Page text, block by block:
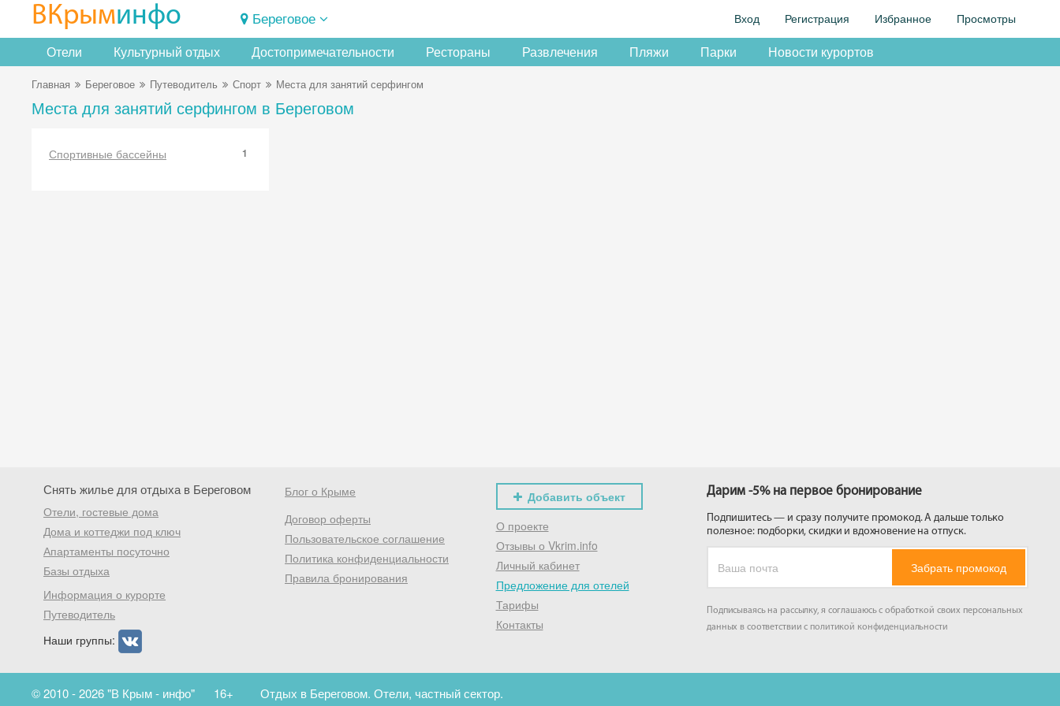
ВКрыминфо Береговое Вход Регистрация Избранное Просмотры
Отели Культурный отдых Достопримечательности Рестораны Развлечения Пляжи Парки Новости курортов
Главная Береговое Путеводитель Спорт Места для занятий серфингом
Места для занятий серфингом в Береговом
Спортивные бассейны 1
Снять жилье для отдыха в Береговом
Отели, гостевые дома
Дома и коттеджи под ключ
Апартаменты посуточно
Базы отдыха
Информация о курорте
Путеводитель
Наши группы:
Блог о Крыме
Договор оферты
Пользовательское соглашение
Политика конфиденциальности
Правила бронирования
Добавить объект
О проекте
Отзывы о Vkrim.info
Личный кабинет
Предложение для отелей
Тарифы
Контакты
Дарим -5% на первое бронирование
Подпишитесь — и сразу получите промокод. А дальше только
полезное: подборки, скидки и вдохновение на отпуск.
Забрать промокод
Подписываясь на рассылку, я соглашаюсь с обработкой своих персональных
данных в соответствии с политикой конфиденциальности
© 2010 - 2026 "В Крым - инфо" 16+ Отдых в Береговом. Отели, частный сектор.